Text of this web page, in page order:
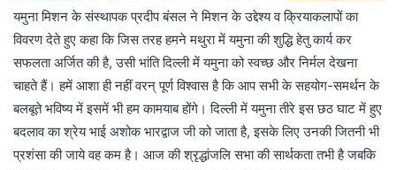
यमुना मिशन के संस्थापक प्रदीप बंसल ने मिशन के उद्देश्य व क्रियाकलापों का
विवरण देते हुए कहा कि जिस तरह हमने मथुरा में यमुना की शुद्धि हेतु कार्य कर
सफलता अर्जित की है, उसी भांति दिल्ली में यमुना को स्वच्छ और निर्मल देखना
चाहते हैं। हमें आशा ही नहीं वरन् पूर्ण विश्वास है कि आप सभी के सहयोग-समर्थन के
बलबूते भविष्य में इसमें भी हम कामयाब होंगे। दिल्ली में यमुना तीरे इस छठ घाट में हुए
बदलाव का श्रेय भाई अशोक भारद्वाज जी को जाता है, इसके लिए उनकी जितनी भी
प्रशंसा की जाये वह कम है। आज की श्रृद्धांजलि सभा की सार्थकता तभी है जबकि